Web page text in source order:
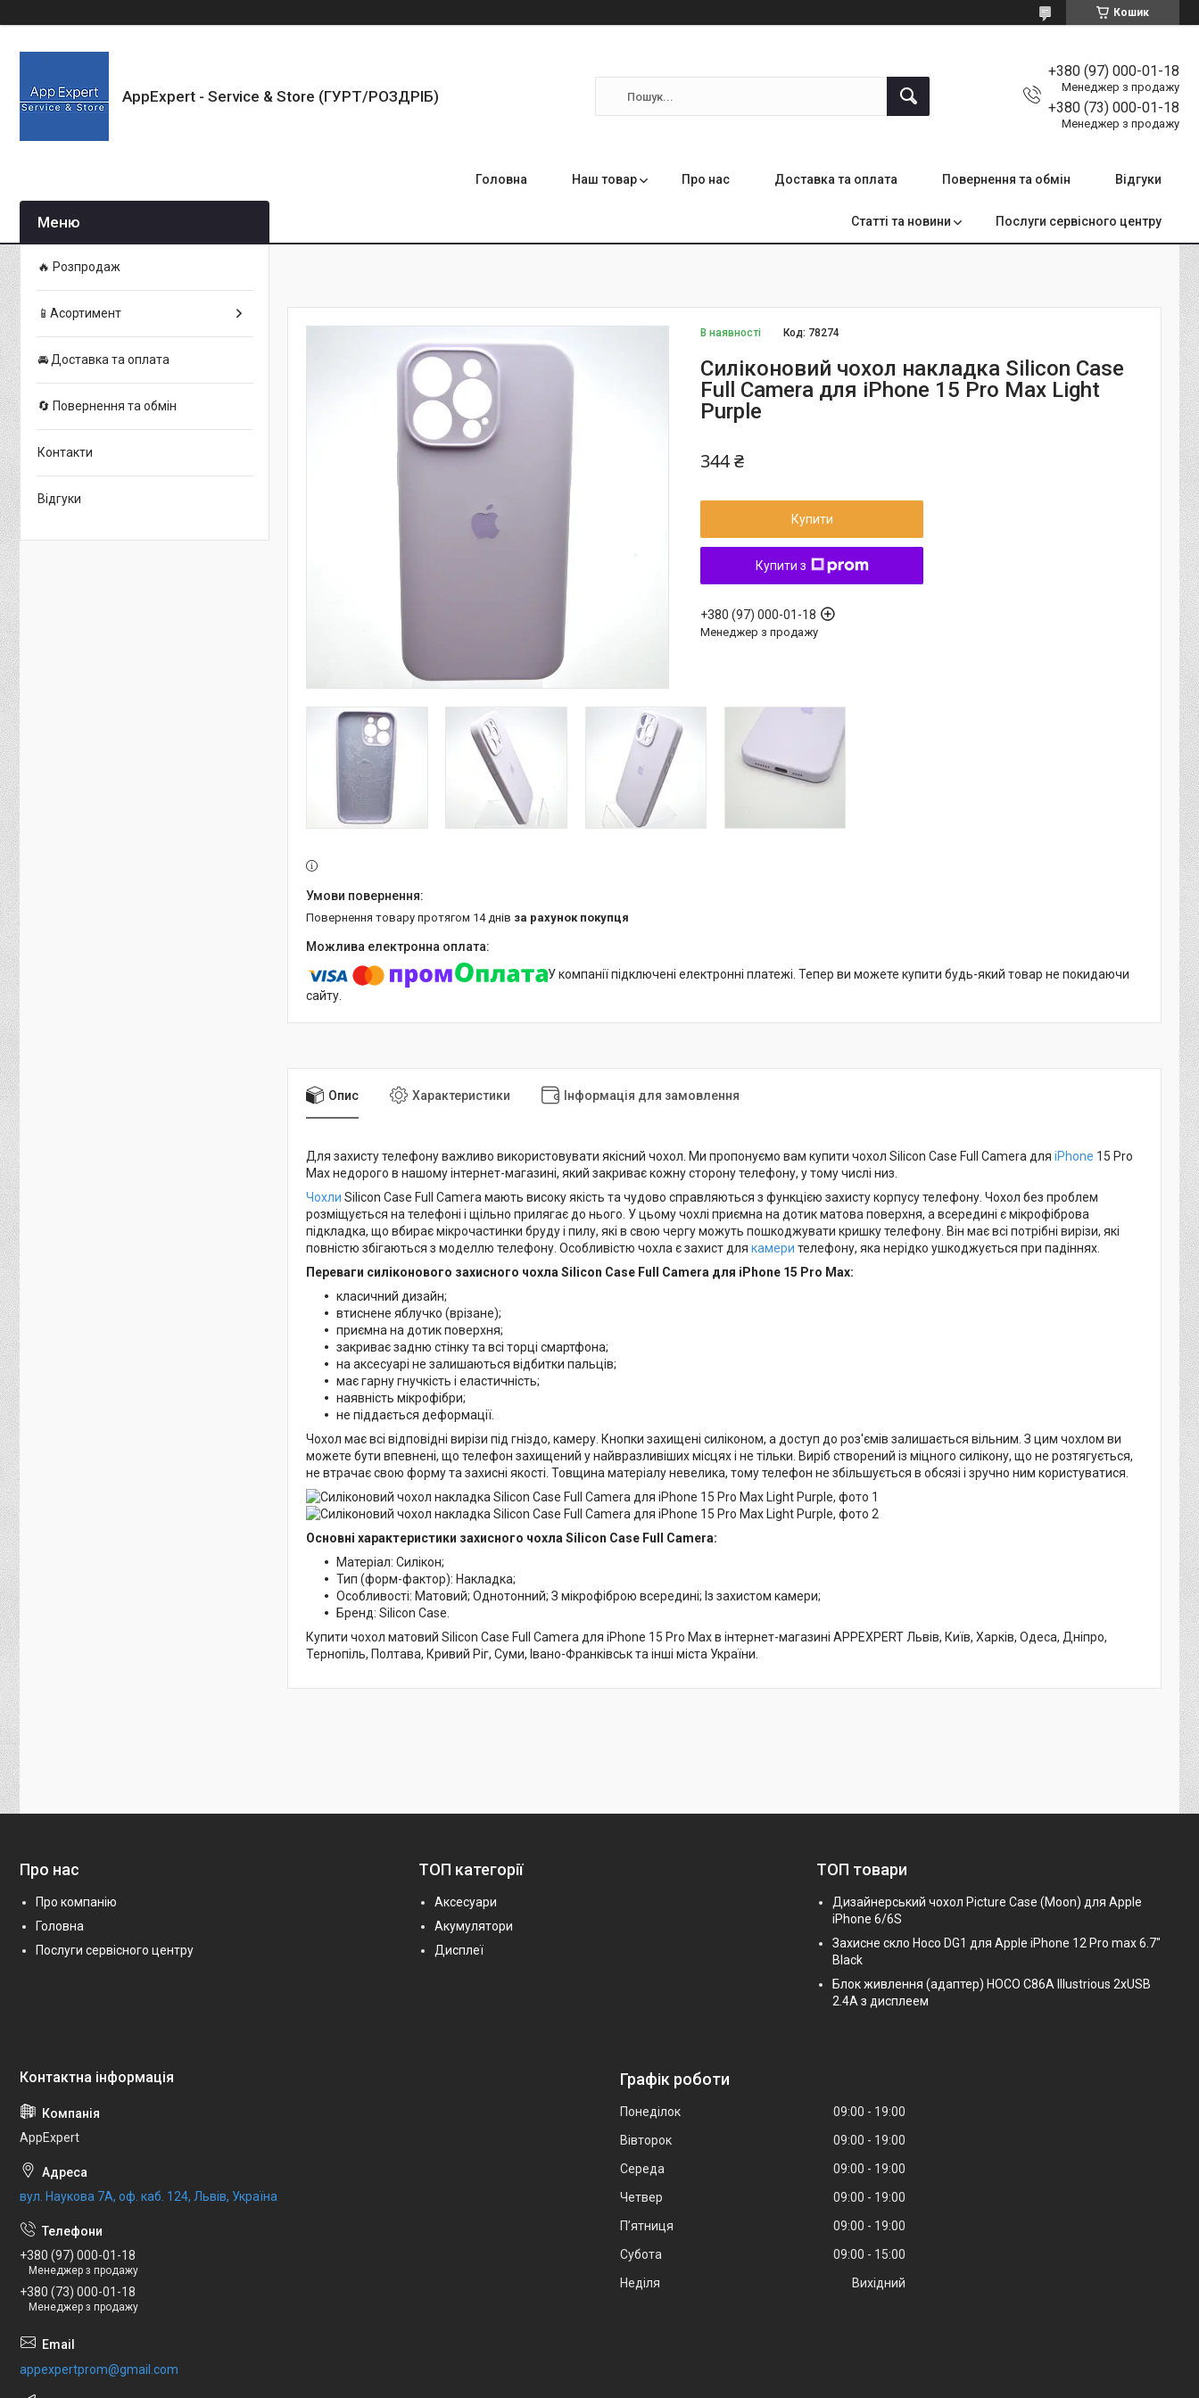
Кошик
AppExpert - Service & Store (ГУРТ/РОЗДРІБ)
+380 (97) 000-01-18
Менеджер з продажу
+380 (73) 000-01-18
Менеджер з продажу
Головна Наш товар Про нас Доставка та оплата Повернення та обмін Відгуки
Статті та новини Послуги сервісного центру
В наявності Код: 78274
Силіконовий чохол накладка Silicon Case
Full Camera для iPhone 15 Pro Max Light
Purple
344 ₴
Купити
Купити з
+380 (97) 000-01-18
Менеджер з продажу
повернення товару протягом 14 днів за рахунок покупця
У компанії підключені електронні платежі. Тепер ви можете купити будь-який товар не покидаючи
сайту.
Опис Характеристики Інформація для замовлення
Для захисту телефону важливо використовувати якісний чохол. Ми пропонуємо вам купити чохол Silicon Case Full Camera для iPhone 15 Pro
Max недорого в нашому інтернет-магазині, який закриває кожну сторону телефону, у тому числі низ.
Чохли Silicon Case Full Camera мають високу якість та чудово справляються з функцією захисту корпусу телефону. Чохол без проблем
розміщується на телефоні і щільно прилягає до нього. У цьому чохлі приємна на дотик матова поверхня, а всередині є мікрофіброва
підкладка, що вбирає мікрочастинки бруду і пилу, які в свою чергу можуть пошкоджувати кришку телефону. Він має всі потрібні вирізи, які
повністю збігаються з моделлю телефону. Особливістю чохла є захист для камери телефону, яка нерідко ушкоджується при падіннях.
Переваги силіконового захисного чохла Silicon Case Full Camera для iPhone 15 Pro Max:
класичний дизайн;
втиснене яблучко (врізане);
приємна на дотик поверхня;
закриває задню стінку та всі торці смартфона;
на аксесуарі не залишаються відбитки пальців;
має гарну гнучкість і еластичність;
наявність мікрофібри;
не піддається деформації.
Чохол має всі відповідні вирізи під гніздо, камеру. Кнопки захищені силіконом, а доступ до роз'ємів залишається вільним. З цим чохлом ви
можете бути впевнені, що телефон захищений у найвразливіших місцях і не тільки. Виріб створений із міцного силікону, що не розтягується,
не втрачає свою форму та захисні якості. Товщина матеріалу невелика, тому телефон не збільшується в обсязі і зручно ним користуватися.
Основні характеристики захисного чохла Silicon Case Full Camera:
Матеріал: Силікон;
Тип (форм-фактор): Накладка;
Особливості: Матовий; Однотонний; З мікрофіброю всередині; Із захистом камери;
Бренд: Silicon Case.
Купити чохол матовий Silicon Case Full Camera для iPhone 15 Pro Max в інтернет-магазині APPEXPERT Львів, Київ, Харків, Одеса, Дніпро,
Тернопіль, Полтава, Кривий Ріг, Суми, Івано-Франківськ та інші міста України.
🔥 Розпродаж
📱Асортимент
🚘 Доставка та оплата
🔄 Повернення та обмін
Контакти
Відгуки
Про нас
Про компанію
Головна
Послуги сервісного центру
ТОП категорії
Аксесуари
Акумулятори
Дисплеї
ТОП товари
Дизайнерський чохол Picture Case (Moon) для Apple
iPhone 6/6S
Захисне скло Hoco DG1 для Apple iPhone 12 Pro max 6.7"
Black
Блок живлення (адаптер) HOCO C86A Illustrious 2xUSB
2.4A з дисплеем
AppExpert
вул. Наукова 7А, оф. каб. 124, Львів, Україна
+380 (97) 000-01-18
Менеджер з продажу
+380 (73) 000-01-18
Менеджер з продажу
appexpertprom@gmail.com
Графік роботи
Понеділок 09:00
19:00
Вівторок
09:00
19:00
Середа
09:00
19:00
Четвер
09:00
19:00
Пʼятниця
09:00
19:00
Субота
09:00
15:00
Неділя
Вихідний